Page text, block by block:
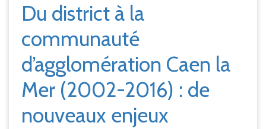
Du district à la
communauté
d’agglomération Caen la
Mer (2002-2016) : de
nouveaux enjeux